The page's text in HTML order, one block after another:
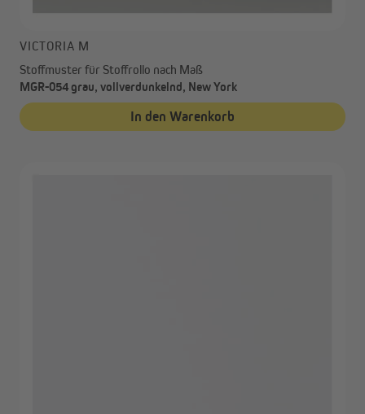
VICTORIA M
Stoffmuster für Stoffrollo nach Maß
MGR-054 grau, vollverdunkelnd, New York
In den Warenkorb